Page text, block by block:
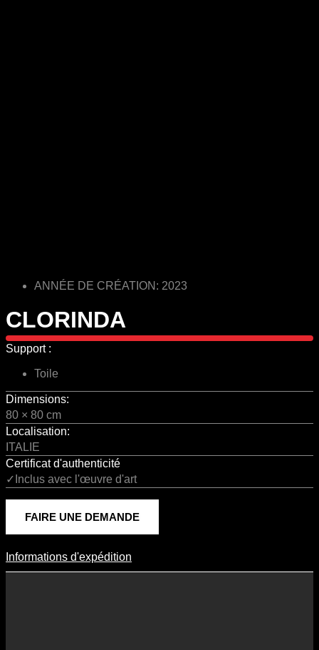
ANNÉE DE CRÉATION: 2023
CLORINDA
Support :
Toile
Dimensions:
80 × 80 cm
Localisation:
ITALIE
Certificat d'authenticité
✓Inclus avec l'œuvre d'art
FAIRE UNE DEMANDE
Informations D'expédition
Informations d'expédition